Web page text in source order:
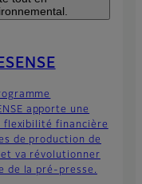
apporte une
flexibilité financière
de production de
et va révolutionner
de la pré-presse.